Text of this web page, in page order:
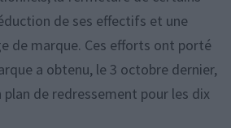
de ses effectifs et une
de marque. Ces efforts ont porté
a obtenu, le 3 octobre dernier,
plan de redressement pour les dix